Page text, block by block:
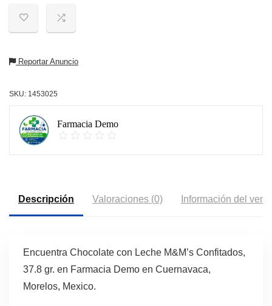
Reportar Anuncio
SKU: 1453025
Farmacia Demo
Descripción Valoraciones (0) Información del
Encuentra Chocolate con Leche M&M’s Confitados,
37.8 gr. en Farmacia Demo en Cuernavaca,
Morelos, Mexico.